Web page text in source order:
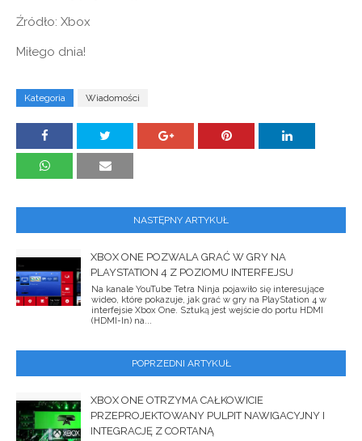
Źródło: Xbox
Miłego dnia!
Kategoria Wiadomości
NASTĘPNY ARTYKUŁ
XBOX ONE POZWALA GRAĆ W GRY NA
PLAYSTATION 4 Z POZIOMU INTERFEJSU
Na kanale YouTube Tetra Ninja pojawiło się interesujące
wideo, które pokazuje, jak grać w gry na PlayStation 4 w
interfejsie Xbox One. Sztuką jest wejście do portu HDMI
(HDMI-In) na...
POPRZEDNI ARTYKUŁ
XBOX ONE OTRZYMA CAŁKOWICIE
PRZEPROJEKTOWANY PULPIT NAWIGACYJNY I
INTEGRACJĘ Z CORTANĄ